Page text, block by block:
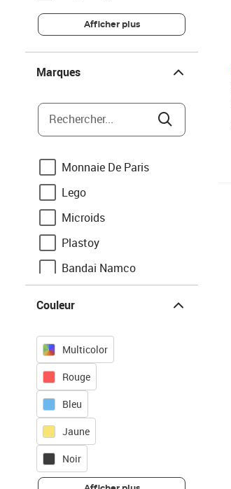
Afficher plus
Marques
Rechercher...
Monnaie De Paris
Lego
Microids
Plastoy
Bandai Namco
Entertainment
Playmobil
Warner Bros
Just For Games
Nacon
Spin Master
Topi Games
Couleur
Multicolor
Rouge
Bleu
Jaune
Noir